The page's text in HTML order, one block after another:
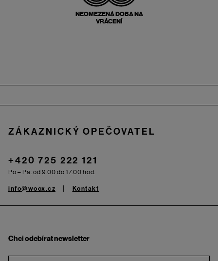
NEOMEZENÁ DOBA NA
VRÁCENÍ
ZÁKAZNICKÝ OPEČOVATEL
+420 725 222 121
Po – Pá: od 9.00 do 17.00 hod.
info@woox.cz Kontakt
Chci odebírat newsletter